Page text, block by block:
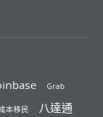
Grab
本移民 八達通